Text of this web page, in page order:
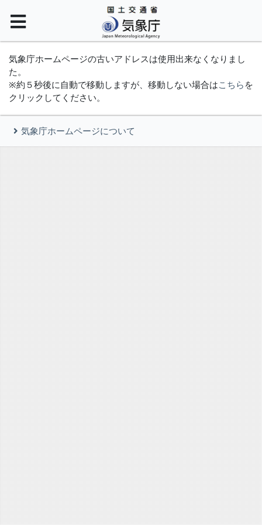
気象庁ホームページの古いアドレスは使用出来なくなりまし
た。
※約５秒後に自動で移動しますが、移動しない場合はこちら を
クリックしてください。
気象庁ホームページについて